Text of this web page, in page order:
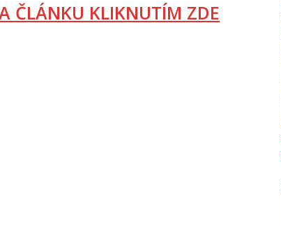
ČLÁNKU KLIKNUTÍM ZDE